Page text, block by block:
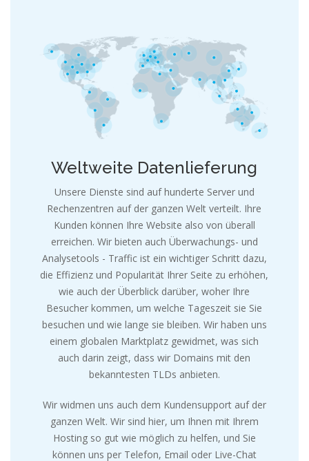
Weltweite Datenlieferung
Unsere Dienste sind auf hunderte Server und
Rechenzentren auf der ganzen Welt verteilt. Ihre
Kunden können Ihre Website also von überall
erreichen. Wir bieten auch Überwachungs- und
Analysetools - Traffic ist ein wichtiger Schritt dazu,
die Effizienz und Popularität Ihrer Seite zu erhöhen,
wie auch der Überblick darüber, woher Ihre
Besucher kommen, um welche Tageszeit sie Sie
besuchen und wie lange sie bleiben. Wir haben uns
einem globalen Marktplatz gewidmet, was sich
auch darin zeigt, dass wir Domains mit den
bekanntesten TLDs anbieten.
Wir widmen uns auch dem Kundensupport auf der
ganzen Welt. Wir sind hier, um Ihnen mit Ihrem
Hosting so gut wie möglich zu helfen, und Sie
können uns per Telefon, Email oder Live-Chat